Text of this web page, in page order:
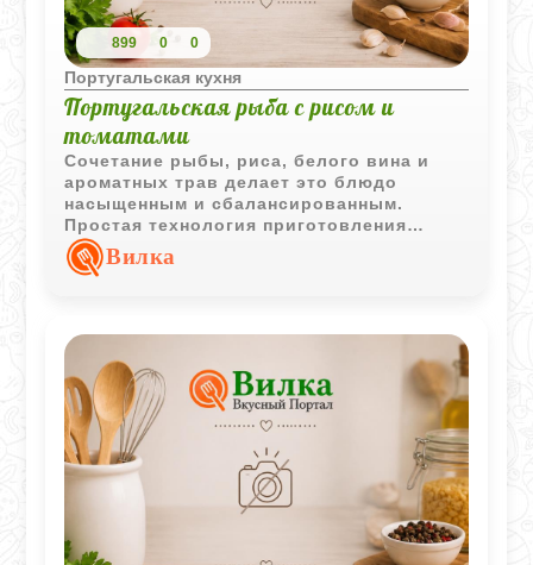
899 0 0
Португальская кухня
Португальская рыба с рисом и
томатами
Сочетание рыбы, риса, белого вина и
ароматных трав делает это блюдо
насыщенным и сбалансированным.
Простая технология приготовления
позволяет получить полноценный обед с
ярким средиземноморским характером.
Вилка